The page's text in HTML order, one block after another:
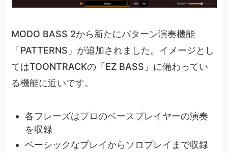
MODO BASS 2から新たにパターン演奏機能
「PATTERNS」が追加されました。イメージとし
てはTOONTRACKの「EZ BASS」に備わってい
る機能に近いです。
各フレーズはプロのベースプレイヤーの演奏
を収録
ベーシックなプレイからソロプレイまで収録